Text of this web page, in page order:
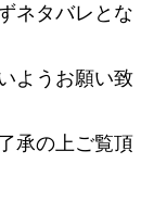
ネタバレとな
ようお願い致
承の上ご覧頂